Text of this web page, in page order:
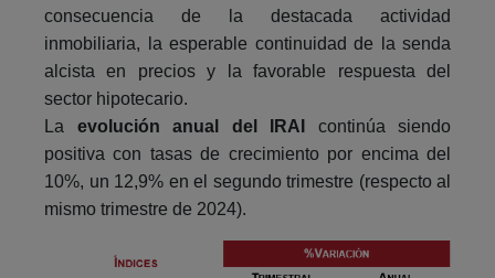
consecuencia de la destacada actividad
inmobiliaria, la esperable continuidad de la senda
alcista en precios y la favorable respuesta del
sector hipotecario.
La evolución anual del IRAI
continúa siendo
positiva con tasas de crecimiento por encima del
10%, un 12,9% en el segundo trimestre (respecto al
mismo trimestre de 2024).